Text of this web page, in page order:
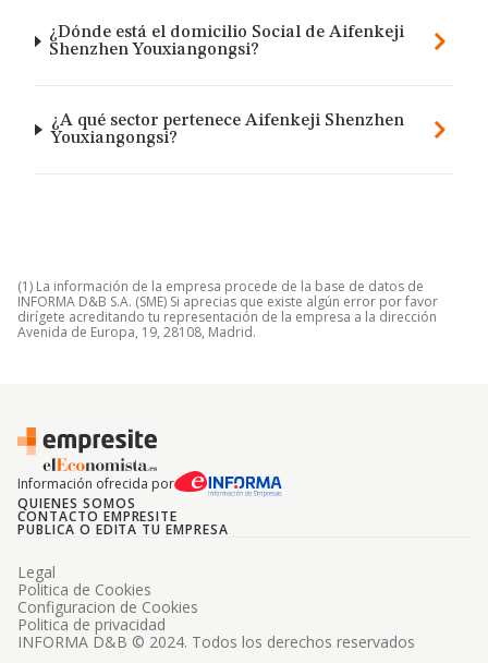
¿Dónde está el domicilio Social de Aifenkeji
Shenzhen Youxiangongsi?
¿A qué sector pertenece Aifenkeji Shenzhen
Youxiangongsi?
(1) La información de la empresa procede de la base de datos de
INFORMA D&B S.A. (SME) Si aprecias que existe algún error por favor
dirígete acreditando tu representación de la empresa a la dirección
Avenida de Europa, 19, 28108, Madrid.
Información ofrecida por
QUIENES SOMOS
CONTACTO EMPRESITE
PUBLICA O EDITA TU EMPRESA
INFORMA D&B © 2024. Todos los derechos reservados
Legal
Politica de Cookies
Configuracion de Cookies
Politica de privacidad